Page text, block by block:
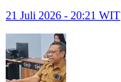
21 Juli 2026 - 20:21 WIT